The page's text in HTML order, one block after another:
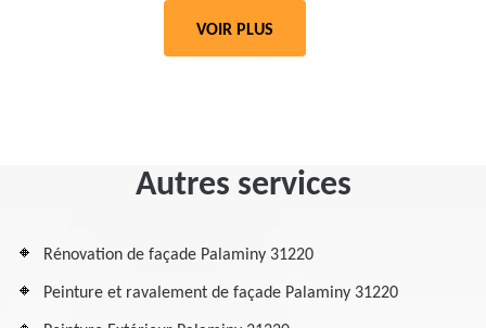
VOIR PLUS
Autres services
Rénovation de façade Palaminy 31220
Peinture et ravalement de façade Palaminy 31220